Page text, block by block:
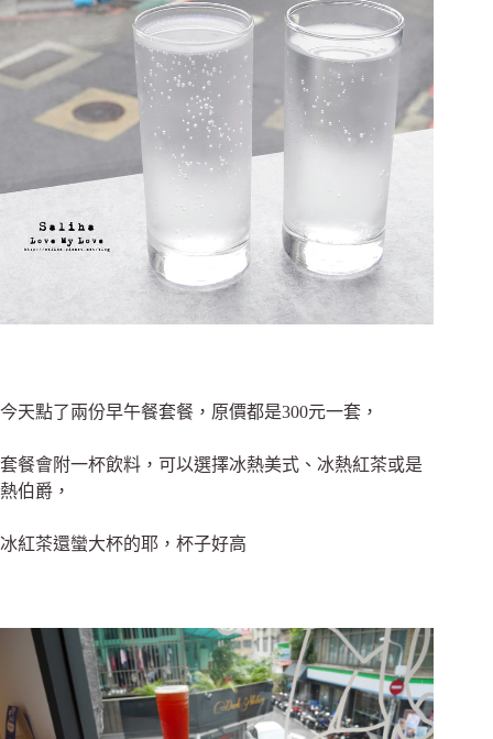
今天點了兩份早午餐套餐，原價都是300元一套，
套餐會附一杯飲料，可以選擇冰熱美式、冰熱紅茶或是
熱伯爵，
冰紅茶還蠻大杯的耶，杯子好高